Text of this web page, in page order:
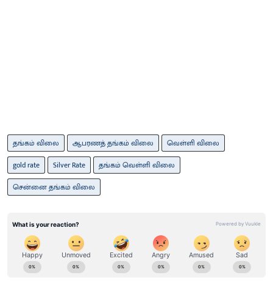
தங்கம் விலை ஆபரணத் தங்கம் விலை
வெள்ளி விலை
gold rate
Silver Rate
தங்கம் வெள்ளி விலை
சென்னை தங்கம் விலை